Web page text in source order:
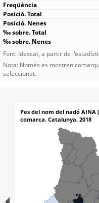
Font: Idescat, a partir de
Nota: Només es mostren
seleccionat.